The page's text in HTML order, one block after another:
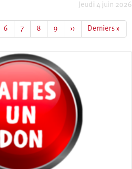
Jeudi 4 juin 2026
Page
6 Page
7 Page
8 Page
9
Page
suivante
››
Dernière
page
Derniers »